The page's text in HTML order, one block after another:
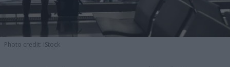
Photo credit: iStock